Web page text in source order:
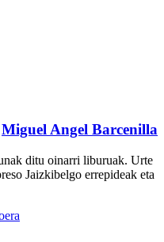
Miguel Angel Barcenilla
ditu oinarri liburuak. Urte
Jaizkibelgo errepideak eta